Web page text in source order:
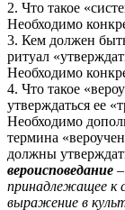
2. Что такое
Необходимо
3. Кем должен
ритуал
Необходимо
4. Что такое
утверждаться ее
Необходимо
термина
должны
вероисповедание –
принадлежащее к
выражение в